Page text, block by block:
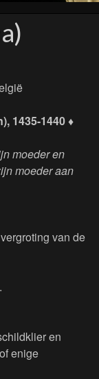
1435-1440 ♦
moeder en
moeder aan
van de
en
enige